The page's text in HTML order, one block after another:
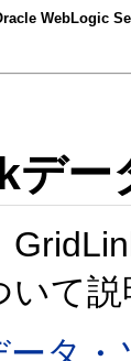
WebLogic
ー
いて